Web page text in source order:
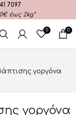
7097
έως 2kg*
0 0
γοργόνα
γοργόνα